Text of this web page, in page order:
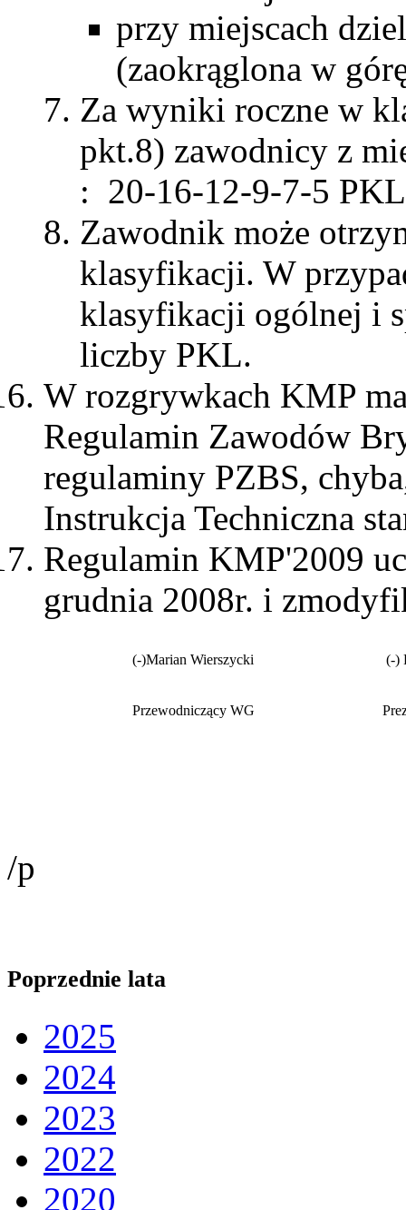
przy miejscach
(zaokrąglona w
Za wyniki roczne w
pkt.8) zawodnicy z
: 20-16-12-9-7-5 PKL
Zawodnik może
klasyfikacji. W
klasyfikacji ogólnej i
liczby PKL.
W rozgrywkach KMP
Regulamin Zawodów
regulaminy PZBS,
Instrukcja Techniczna
Regulamin KMP'2009
grudnia 2008r. i
(-)Marian Wierszycki (-)
Przewodniczący WG
/p
Poprzednie lata
2025
2024
2023
2022
2020